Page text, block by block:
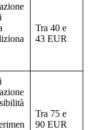
Tra 40 e
43 EUR
Tra 75 e
90 EUR